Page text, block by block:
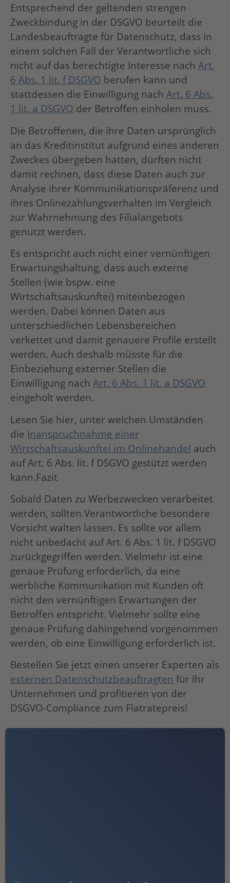
Entsprechend der geltenden strengen
Zweckbindung in der DSGVO beurteilt die
Landesbeauftragte für Datenschutz, dass in
einem solchen Fall der Verantwortliche sich
nicht auf das berechtigte Interesse nach Art.
6 Abs. 1 lit. f DSGVO berufen kann und
stattdessen die Einwilligung nach Art. 6 Abs.
1 lit. a DSGVO der Betroffen einholen muss.
Die Betroffenen, die ihre Daten ursprünglich
an das Kreditinstitut aufgrund eines anderen
Zweckes übergeben hatten, dürften nicht
damit rechnen, dass diese Daten auch zur
Analyse ihrer Kommunikationspräferenz und
ihres Onlinezahlungsverhalten im Vergleich
zur Wahrnehmung des Filialangebots
genutzt werden.
Es entspricht auch nicht einer vernünftigen
Erwartungshaltung, dass auch externe
Stellen (wie bspw. eine
Wirtschaftsauskunftei) miteinbezogen
werden. Dabei können Daten aus
unterschiedlichen Lebensbereichen
verkettet und damit genauere Profile erstellt
werden. Auch deshalb müsste für die
Einbeziehung externer Stellen die
Einwilligung nach Art. 6 Abs. 1 lit. a DSGVO
eingeholt werden.
Lesen Sie hier, unter welchen Umständen
die Inanspruchnahme einer
Wirtschaftsauskunftei im Onlinehandel auch
auf Art. 6 Abs. lit. f DSGVO gestützt werden
kann.Fazit
Sobald Daten zu Werbezwecken verarbeitet
werden, sollten Verantwortliche besondere
Vorsicht walten lassen. Es sollte vor allem
nicht unbedacht auf Art. 6 Abs. 1 lit. f DSGVO
zurückgegriffen werden. Vielmehr ist eine
genaue Prüfung erforderlich, da eine
werbliche Kommunikation mit Kunden oft
nicht den vernünftigen Erwartungen der
Betroffen entspricht. Vielmehr sollte eine
genaue Prüfung dahingehend vorgenommen
werden, ob eine Einwilligung erforderlich ist.
Bestellen Sie jetzt einen unserer Experten als
externen Datenschutzbeauftragten für Ihr
Unternehmen und profitieren von der
DSGVO-Compliance zum Flatratepreis!